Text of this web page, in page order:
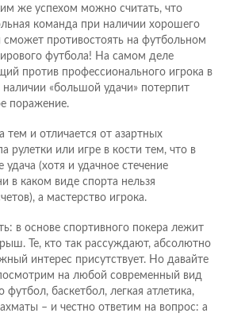
же успехом можно считать, что
команда при наличии хорошего
сможет противостоять на футбольном
футбола! На самом деле
против профессионального игрока в
«большой удачи» потерпит
поражение.
тем и отличается от азартных
рулетки или игре в кости тем, что в
удача (хотя и удачное стечение
в каком виде спорта нельзя
а мастерство игрока.
в основе спортивного покера лежит
Те, кто так рассуждают, абсолютно
интерес присутствует. Но давайте
на любой современный вид
футбол, баскетбол, легкая атлетика,
– и честно ответим на вопрос: а